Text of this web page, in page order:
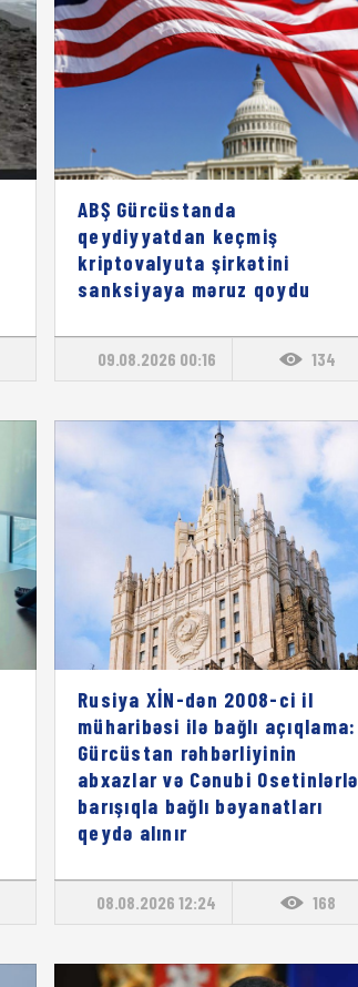
ABŞ Gürcüstanda
qeydiyyatdan keçmiş
kriptovalyuta şirkətini
sanksiyaya məruz qoydu
09.08.2026 00:16 134
Rusiya XİN-dən 2008-ci il
müharibəsi ilə bağlı açıqlama:
Gürcüstan rəhbərliyinin
abxazlar və Cənubi Osetinlərlə
barışıqla bağlı bəyanatları
qeydə alınır
08.08.2026 12:24 168